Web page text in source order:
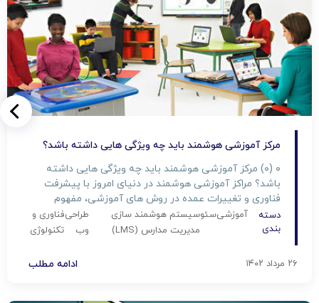
مرکز آموزشی هوشمند باید چه ویژگی هایی داشته باشد؟
۰ (۰) مرکز آموزشی هوشمند باید چه ویژگی هایی داشته
باشد؟ مراکز آموزشی هوشمند در دنیای امروز با پیشرفت
فناوری و تغییرات عمده در روش های آموزشی، مفهوم
آموزش نیز تغییر کرده است. یک مرکز آموزشی هوشمند نه
تنها به انتقال دانش محدود نمی‌شود بلکه باید ابزارها و
دسته
بندی
آموزشیسئوسیستم هوشمند سازی
مدیریت مدارس (LMS)
طراحی
وب
فناوری و
تکنولوژی
۲۶ مرداد ۱۴۰۲ ادامه مطلب